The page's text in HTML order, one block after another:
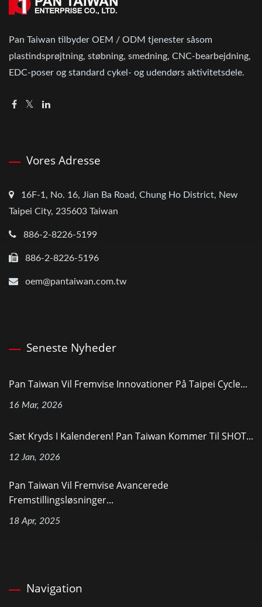
Pan Taiwan tilbyder OEM / ODM tjenester såsom
plastindsprøjtning, støbning, smedning, CNC-bearbejdning,
EDC-poser og standard cykel- og udendørs aktivitetsdele.
Vores Adresse
16F-1, No. 16, Jian Ba Road, Chung Ho District, New
Taipei City, 235603 Taiwan
886-2-8226-5199
886-2-8226-5196
oem@pantaiwan.com.tw
Seneste Nyheder
Pan Taiwan Vil Fremvise Innovationer På Taipei Cycle...
16 Mar, 2026
Sæt Kryds I Kalenderen! Pan Taiwan Kommer Til SHOT...
12 Jan, 2026
Pan Taiwan Vil Fremvise Avancerede
Fremstillingsløsninger...
18 Apr, 2025
Navigation